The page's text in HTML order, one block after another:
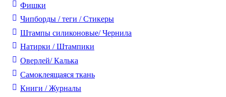
Фишки
Чипборды / теги / Стикеры
Штампы силиконовые/ Чернила
Натирки / Штампики
Оверлей/ Калька
Самоклеящаяся ткань
Книги / Журналы